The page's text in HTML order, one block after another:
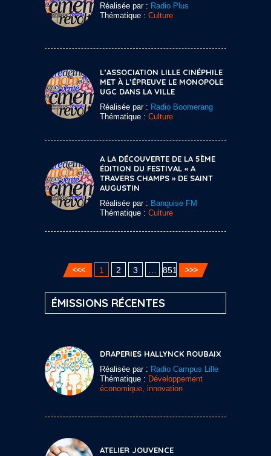
Réalisée par : Radio Plus
Thématique : Culture
L’ASSOCIATION LILLE CINÉPHILE
MET À L’ÉPREUVE LE MONOPOLE
UGC DANS LA VILLE
Réalisée par : Radio Boomerang
Thématique : Culture
A LA DÉCOUVERTE DE LA 5ÈME
ÉDITION DU FESTIVAL « A
TRAVERS CHAMPS » DE SAINT
AUGUSTIN
Réalisée par : Banquise FM
Thématique : Culture
1 2 3 851
ÉMISSIONS RÉCENTES
DRAPERIES HALLYNCK ROUBAIX
Réalisée par : Radio Campus Lille
Thématique : Développement
économique, innovation
ATELIER JOUVENCE